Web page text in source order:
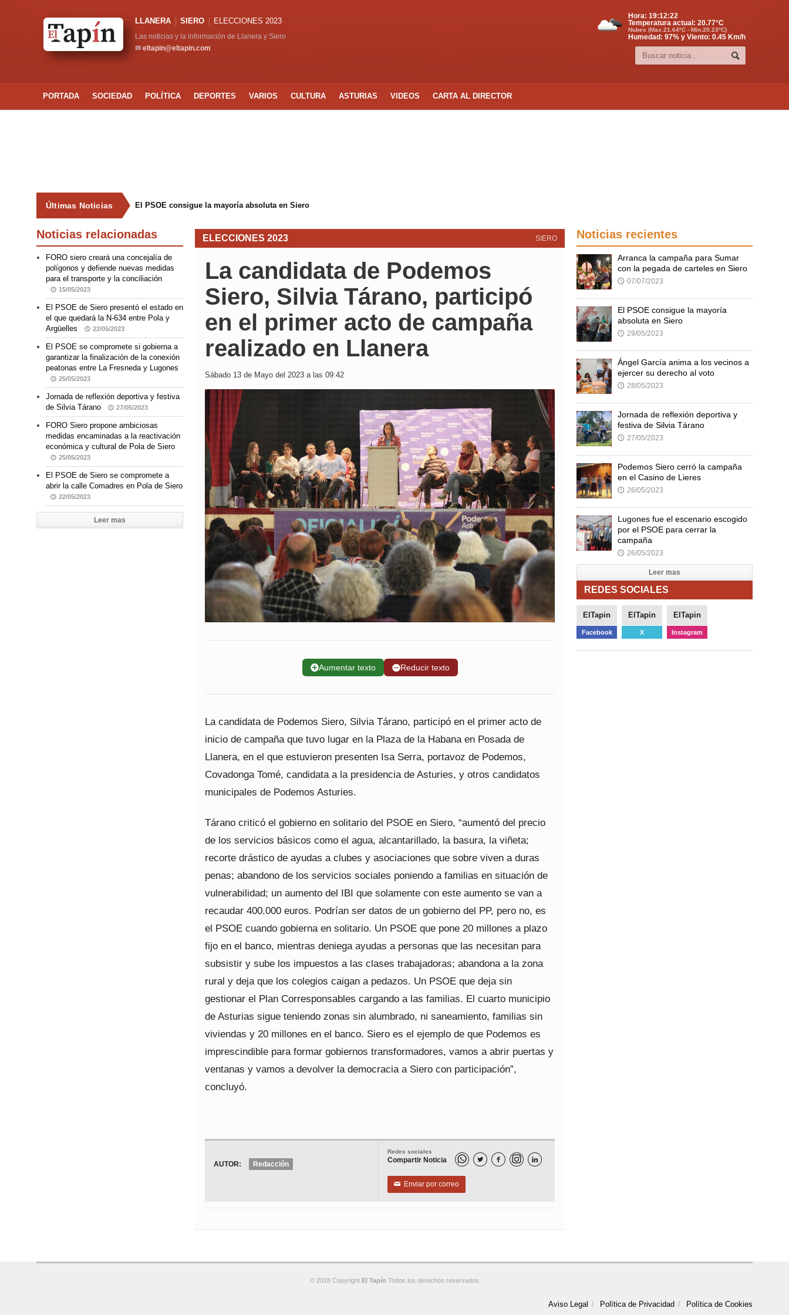
LLANERA SIERO ELECCIONES 2023
Las noticias y la información de Llanera y Siero
✉ eltapin@eltapin.com
Hora: 19:12:23
Temperatura actual: 20.77°C
Nubes (Max.21.64ºC - Min.20.23ºC)
Humedad: 97% y Viento: 0.45 Km/h
PORTADA SOCIEDAD POLÍTICA DEPORTES VARIOS CULTURA ASTURIAS VIDEOS CARTA AL DIRECTOR
Últimas Noticias El PSOE consigue la mayoría absoluta en Siero
SIERO
ELECCIONES 2023
La candidata de Podemos
Siero, Silvia Tárano, participó
en el primer acto de campaña
realizado en Llanera
Sábado 13 de Mayo del 2023 a las 09:42
➕Aumentar texto ➖Reducir texto
La candidata de Podemos Siero, Silvia Tárano, participó en el primer acto de
inicio de campaña que tuvo lugar en la Plaza de la Habana en Posada de
Llanera, en el que estuvieron presenten Isa Serra, portavoz de Podemos,
Covadonga Tomé, candidata a la presidencia de Asturies, y otros candidatos
municipales de Podemos Asturies.
Tárano criticó el gobierno en solitario del PSOE en Siero, “aumentó del precio
de los servicios básicos como el agua, alcantarillado, la basura, la viñeta;
recorte drástico de ayudas a clubes y asociaciones que sobre viven a duras
penas; abandono de los servicios sociales poniendo a familias en situación de
vulnerabilidad; un aumento del IBI que solamente con este aumento se van a
recaudar 400.000 euros. Podrían ser datos de un gobierno del PP, pero no, es
el PSOE cuando gobierna en solitario. Un PSOE que pone 20 millones a plazo
fijo en el banco, mientras deniega ayudas a personas que las necesitan para
subsistir y sube los impuestos a las clases trabajadoras; abandona a la zona
rural y deja que los colegios caigan a pedazos. Un PSOE que deja sin
gestionar el Plan Corresponsables cargando a las familias. El cuarto municipio
de Asturias sigue teniendo zonas sin alumbrado, ni saneamiento, familias sin
viviendas y 20 millones en el banco. Siero es el ejemplo de que Podemos es
imprescindible para formar gobiernos transformadores, vamos a abrir puertas y
ventanas y vamos a devolver la democracia a Siero con participación”,
concluyó.
Redes sociales
Compartir Noticia   
✉ Enviar por correo
AUTOR: Redacción
Noticias relacionadas
FORO siero creará una concejalía de
polígonos y defiende nuevas medidas
para el transporte y la conciliación
15/05/2023
El PSOE de Siero presentó el estado en
el que quedará la N-634 entre Pola y
Argüelles
22/05/2023
El PSOE se compromete si gobierna a
garantizar la finalización de la conexión
peatonas entre La Fresneda y Lugones
25/05/2023
Jornada de reflexión deportiva y festiva
de Silvia Tárano
27/05/2023
FORO Siero propone ambiciosas
medidas encaminadas a la reactivación
económica y cultural de Pola de Siero
25/05/2023
El PSOE de Siero se compromete a
abrir la calle Comadres en Pola de Siero
22/05/2023
Leer mas
Noticias recientes
Arranca la campaña para Sumar
con la pegada de carteles en Siero
🕔 07/07/2023
El PSOE consigue la mayoría
absoluta en Siero
🕔 29/05/2023
Ángel García anima a los vecinos a
ejercer su derecho al voto
🕔 28/05/2023
Jornada de reflexión deportiva y
festiva de Silvia Tárano
🕔 27/05/2023
Podemos Siero cerró la campaña
en el Casino de Lieres
🕔 26/05/2023
Lugones fue el escenario escogido
por el PSOE para cerrar la
campaña
🕔 26/05/2023
Leer mas
REDES SOCIALES
ElTapin
Facebook
ElTapin
X
ElTapin
Instagram
© 2018 Copyright El Tapín Todos los derechos reservados
Aviso Legal Política de Privacidad Política de Cookies